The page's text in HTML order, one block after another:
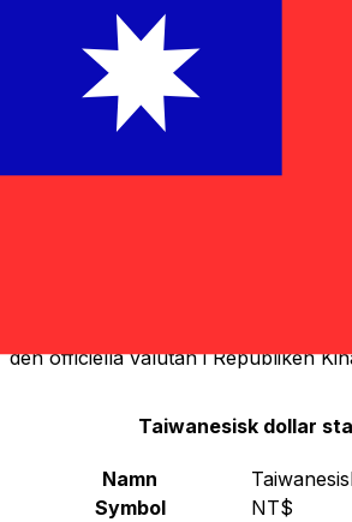
-Taiwanesisk dollar
Under japanskt styre introducerades
den officiella valutan i Republiken
Taiwanesisk dollar
Namn
Symbol
NT$